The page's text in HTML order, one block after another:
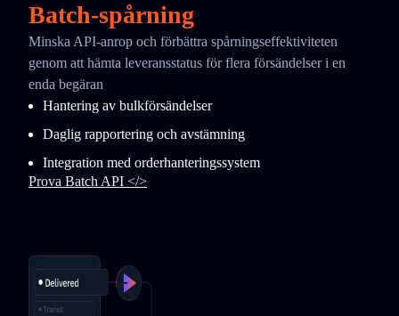
Batch-spårning
Minska API-anrop och förbättra spårningseffektiviteten
genom att hämta leveransstatus för flera försändelser i en
enda begäran
Hantering av bulkförsändelser
Daglig rapportering och avstämning
Integration med orderhanteringssystem
Prova Batch API </>